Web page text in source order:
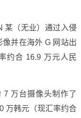
某（无业）通过入侵
并在海外 G 网站出
约合 16.9 万元人民
7 万台摄像头制作了
万韩元（现汇率约合